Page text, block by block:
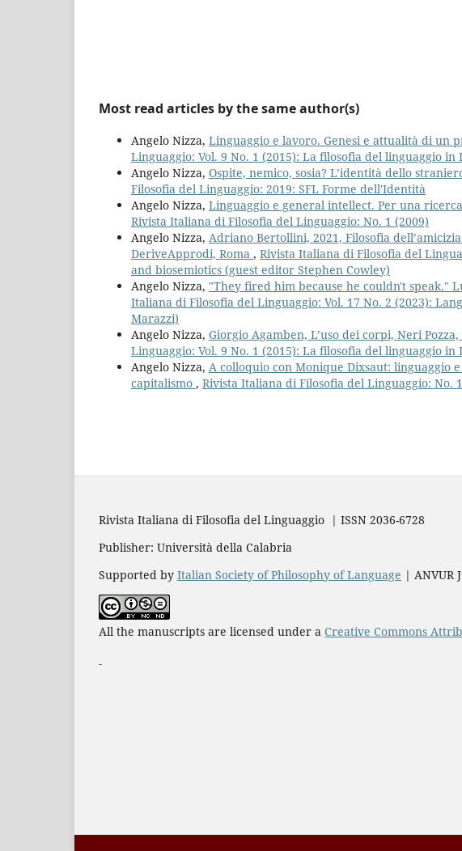
Most read articles by the same author(s)
Angelo Nizza, Linguaggio e lavoro. Genesi e attualità di un
Linguaggio: Vol. 9 No. 1 (2015): La filosofia del linguaggio
Angelo Nizza, Ospite, nemico, sosia? L’identità dello
Filosofia del Linguaggio: 2019: SFL Forme dell'Identità
Angelo Nizza, Linguaggio e general intellect. Per una
Rivista Italiana di Filosofia del Linguaggio: No. 1 (2009)
Angelo Nizza, Adriano Bertollini, 2021, Filosofia
DeriveApprodi, Roma , Rivista Italiana di Filosofia del
and biosemiotics (guest editor Stephen Cowley)
Angelo Nizza, "They fired him because he couldn't speak."
Italiana di Filosofia del Linguaggio: Vol. 17 No. 2 (2023):
Marazzi)
Angelo Nizza, Giorgio Agamben, L’uso dei corpi, Neri Pozza,
Linguaggio: Vol. 9 No. 1 (2015): La filosofia del linguaggio
Angelo Nizza, A colloquio con Monique Dixsaut: linguaggio
capitalismo , Rivista Italiana di Filosofia del Linguaggio: No.
Rivista Italiana di Filosofia del Linguaggio | ISSN 2036-6728
Publisher: Università della Calabria
Supported by Italian Society of Philosophy of Language | ANVUR
All the manuscripts are licensed under a Creative Commons